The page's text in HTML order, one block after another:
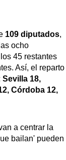
109 diputados,
ocho
45 restantes
Así, el reparto
Sevilla 18, ​
Córdoba 12,
a centrar la
bailan' pueden